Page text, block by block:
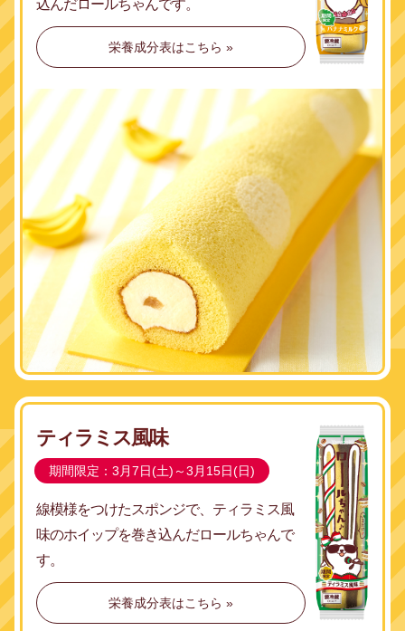
込んだロールちゃんです。
栄養成分表はこちら »
ティラミス風味
期間限定：3月7日(土)～3月15日(日)
線模様をつけたスポンジで、 ティラミス風
味のホイップを巻き込んだロールちゃんで
す。
栄養成分表はこちら »